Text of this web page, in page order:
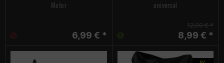
Motor
6,99 € *
universal
12,99 € *
8,99 € *